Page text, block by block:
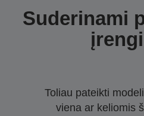
Suderinami
Toliau pateikti
viena ar keliomis